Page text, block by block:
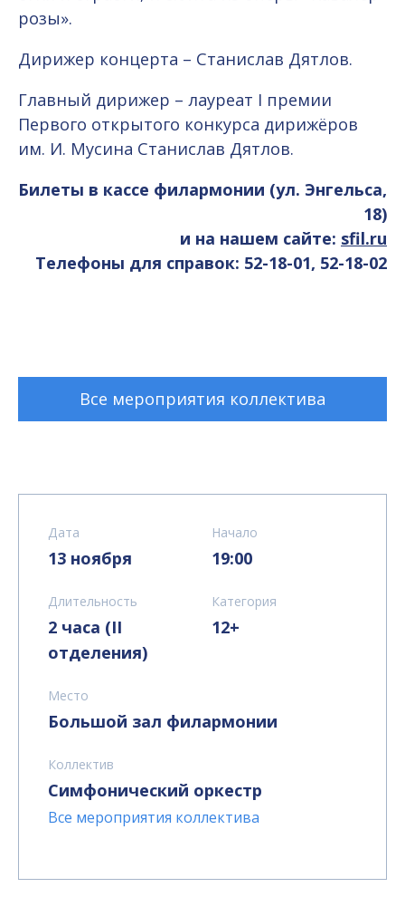
розы».
Дирижер концерта – Станислав Дятлов.
Главный дирижер – лауреат I премии
Первого открытого конкурса дирижёров
им. И. Мусина Станислав Дятлов.
Билеты в кассе филармонии (ул. Энгельса,
18)
и на нашем сайте: sfil.ru
Телефоны для справок: 52-18-01, 52-18-02
Все мероприятия коллектива
Дата
13 ноября
Начало
19:00
Длительность
2 часа (II
отделения)
Категория
12+
Место
Большой зал филармонии
Коллектив
Симфонический оркестр
Все мероприятия коллектива